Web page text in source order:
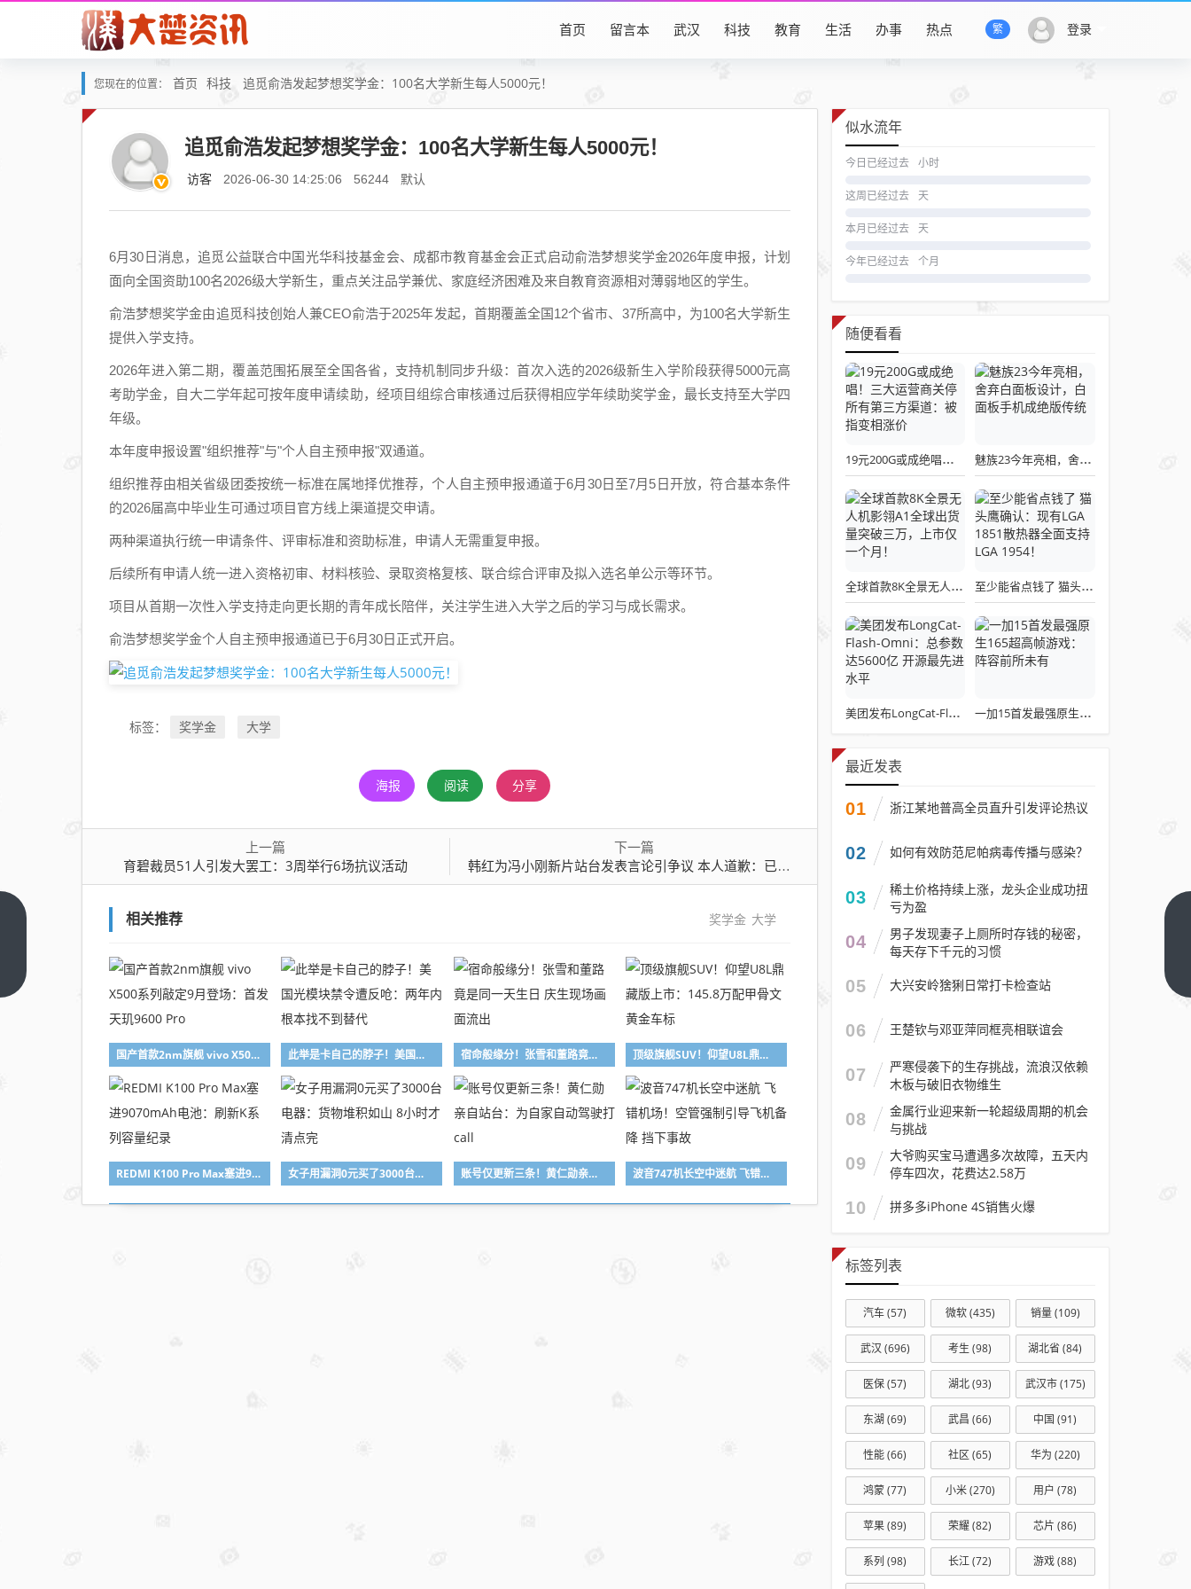
登录
繁
首页 留言本 武汉 科技 教育 生活 办事 热点
您现在的位置： 首页 科技 追觅俞浩发起梦想奖学金：100名大学新生每人5000元！
追觅俞浩发起梦想奖学金：100名大学新生每人5000元！
访客 2026-06-30 14:25:06 56244 默认
6月30日消息，追觅公益联合中国光华科技基金会、成都市教育基金会正式启动俞浩梦想奖学金2026年度申报，计划
面向全国资助100名2026级大学新生，重点关注品学兼优、家庭经济困难及来自教育资源相对薄弱地区的学生。
俞浩梦想奖学金由追觅科技创始人兼CEO俞浩于2025年发起，首期覆盖全国12个省市、37所高中，为100名大学新生
提供入学支持。
2026年进入第二期，覆盖范围拓展至全国各省，支持机制同步升级：首次入选的2026级新生入学阶段获得5000元高
考助学金，自大二学年起可按年度申请续助，经项目组综合审核通过后获得相应学年续助奖学金，最长支持至大学四
年级。
本年度申报设置"组织推荐"与"个人自主预申报"双通道。
组织推荐由相关省级团委按统一标准在属地择优推荐，个人自主预申报通道于6月30日至7月5日开放，符合基本条件
的2026届高中毕业生可通过项目官方线上渠道提交申请。
两种渠道执行统一申请条件、评审标准和资助标准，申请人无需重复申报。
后续所有申请人统一进入资格初审、材料核验、录取资格复核、联合综合评审及拟入选名单公示等环节。
项目从首期一次性入学支持走向更长期的青年成长陪伴，关注学生进入大学之后的学习与成长需求。
俞浩梦想奖学金个人自主预申报通道已于6月30日正式开启。
标签： 奖学金 大学
海报 阅读 分享
上一篇
育碧裁员51人引发大罢工：3周举行6场抗议活动
下一篇
韩红为冯小刚新片站台发表言论引争议 本人道歉：已泣不成声 即日起退出公益行业
相关推荐 奖学金 大学
国产首款2nm旗舰 vivo X500系列敲定9月登场：首发天玑9600 Pro 此举是卡自己的脖子！美国光模块禁令遭反呛：两年内根本找不到替代 宿命般缘分！张雪和董路竟是同一天生日 庆生现场画面流出 顶级旗舰SUV！仰望U8L鼎藏版上市：145.8万配甲骨文黄金车标
REDMI K100 Pro Max塞进9070mAh电池：刷新K系列容量纪录 女子用漏洞0元买了3000台电器：货物堆积如山 8小时才清点完 账号仅更新三条！黄仁勋亲自站台：为自家自动驾驶打call 波音747机长空中迷航 飞错机场！空管强制引导飞机备降 挡下事故
似水流年
今日已经过去 小时
这周已经过去 天
本月已经过去 天
今年已经过去 个月
随便看看
19元200G或成绝唱！三大运营商关停所有第三方渠道：被指变相涨价 魅族23今年亮相，舍弃白面板设计，白面板手机成绝版传统
全球首款8K全景无人机影翎A1全球出货量突破三万，上市仅一个月！ 至少能省点钱了 猫头鹰确认：现有LGA 1851散热器全面支持LGA 1954！
美团发布LongCat-Flash-Omni：总参数达5600亿 开源最先进水平 一加15首发最强原生165超高帧游戏：阵容前所未有
最近发表
01 浙江某地普高全员直升引发评论热议
02 如何有效防范尼帕病毒传播与感染？
03
稀土价格持续上涨，龙头企业成功扭
亏为盈
04
男子发现妻子上厕所时存钱的秘密，
每天存下千元的习惯
05 大兴安岭猞猁日常打卡检查站
06 王楚钦与邓亚萍同框亮相联谊会
07
严寒侵袭下的生存挑战，流浪汉依赖
木板与破旧衣物维生
08
金属行业迎来新一轮超级周期的机会
与挑战
09
大爷购买宝马遭遇多次故障，五天内
停车四次，花费达2.58万
10 拼多多iPhone 4S销售火爆
标签列表
汽车(57) 微软(435) 销量(109)
武汉 (696) 考生 (98) 湖北省 (84)
医保(57) 湖北(93) 武汉市(175)
东湖 (69) 武昌 (66) 中国 (91)
性能(66) 社区 (65) 华为 (220)
鸿蒙(77) 小米(270) 用户 (78)
苹果(89) 荣耀(82) 芯片 (86)
系列 (98) 长江(72) 游戏(88)